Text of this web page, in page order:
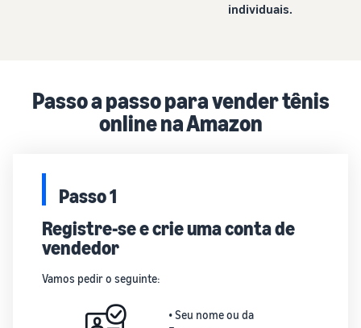
individuais.
Passo a passo para vender tênis
online na Amazon
Passo 1
Registre-se e crie uma conta de
vendedor
Vamos pedir o seguinte:
• Seu nome ou da